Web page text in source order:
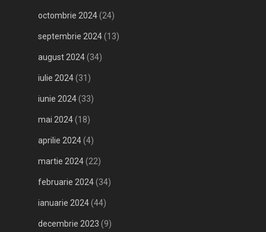
octombrie 2024(24)
septembrie 2024(13)
august 2024(34)
iulie 2024(31)
iunie 2024(33)
mai 2024(18)
aprilie 2024(4)
martie 2024(22)
februarie 2024(34)
ianuarie 2024(44)
decembrie 2023 (9)